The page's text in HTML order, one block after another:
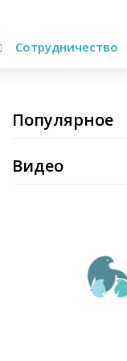
Сотрудничество
Популярное
Видео